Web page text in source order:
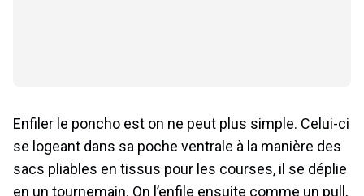
Enfiler le poncho est on ne peut plus simple. Celui-ci
se logeant dans sa poche ventrale à la manière des
sacs pliables en tissus pour les courses, il se déplie
en un tournemain. On l’enfile ensuite comme un pull,